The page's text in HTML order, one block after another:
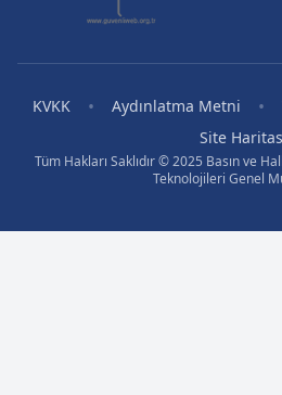
KVKK • Aydınlatma Metni •
Site
Tüm Hakları Saklıdır © 2025 Basın ve
Teknolojileri Genel